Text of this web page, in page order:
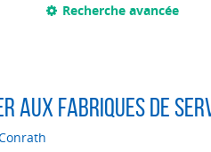
Recherche avancée
aux fabriques de